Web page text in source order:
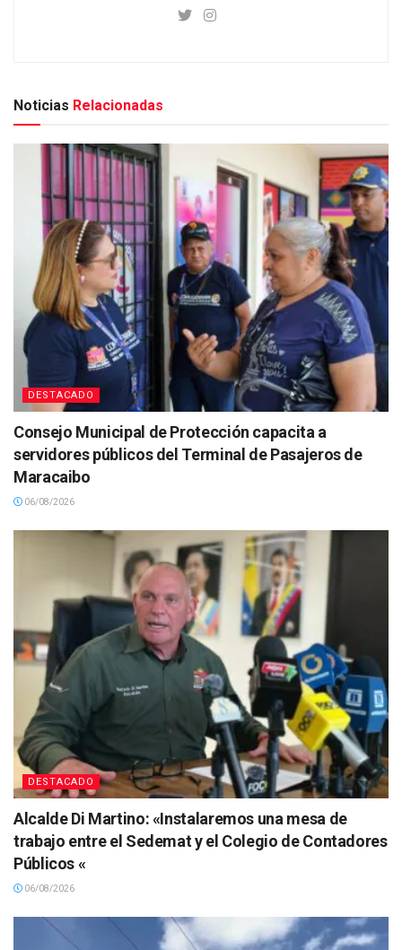
Noticias Relacionadas
DESTACADO
Consejo Municipal de Protección capacita a
servidores públicos del Terminal de Pasajeros de
Maracaibo
06/08/2026
DESTACADO
Alcalde Di Martino: «Instalaremos una mesa de
trabajo entre el Sedemat y el Colegio de Contadores
Públicos «
06/08/2026